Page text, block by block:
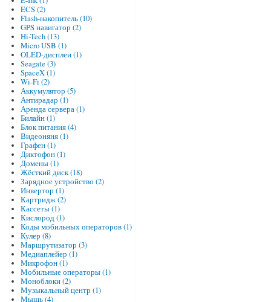
ECS (2)
Flash-накопитель (10)
GPS навигатор (2)
Hi-Tech (13)
Micro USB (1)
OLED-дисплеи (1)
Seagate (3)
SpaceX (1)
Wi-Fi (2)
Аккумулятор (5)
Антирадар (1)
Аренда сервера (1)
Билайн (1)
Блок питания (4)
Видеоняня (1)
Графен (1)
Диктофон (1)
Домены (1)
Жёсткий диск (18)
Зарядное устройство (2)
Инвертор (1)
Картридж (2)
Кассеты (1)
Кислород (1)
Коды мобильных операторов (1)
Кулер (8)
Маршрутизатор (3)
Медиаплейер (1)
Микрофон (1)
Мобильные операторы (1)
Моноблоки (2)
Музыкальный центр (1)
Мышь (4)